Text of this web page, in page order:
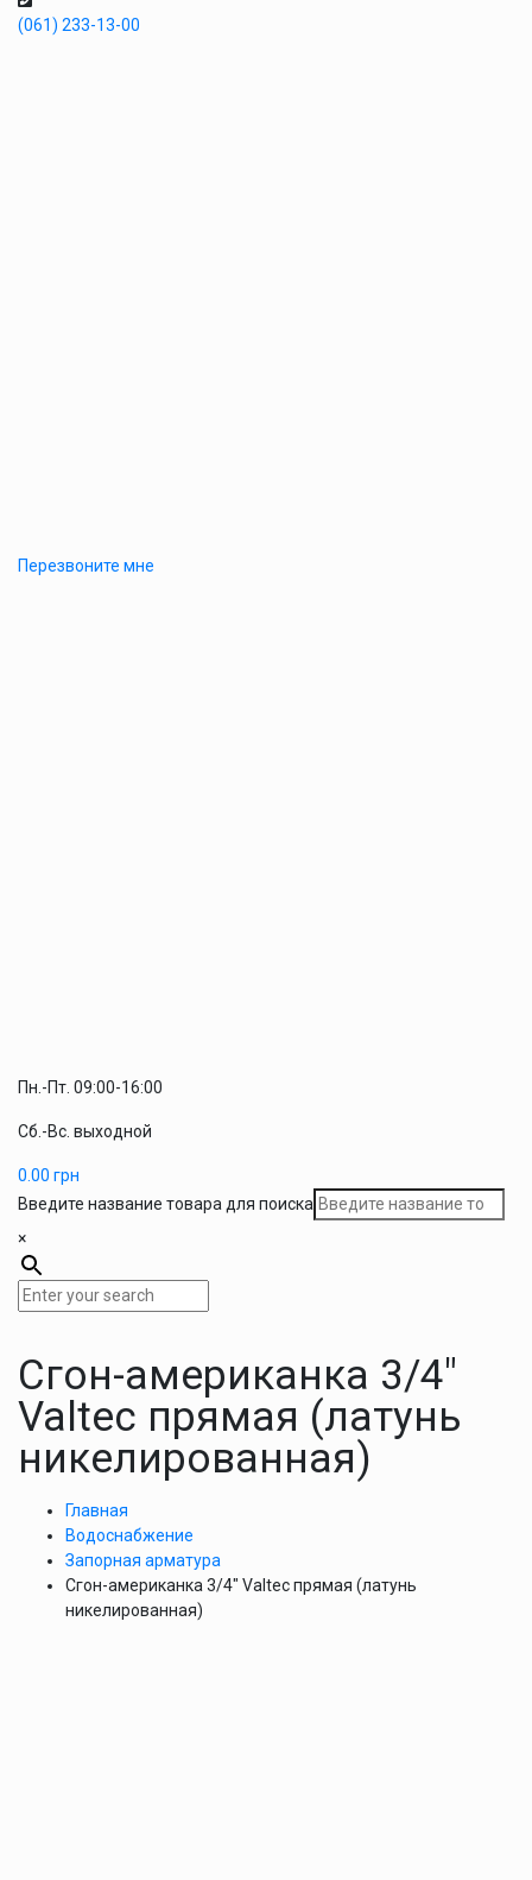
(061) 233-13-00
Перезвоните мне
Пн.-Пт. 09:00-16:00
Сб.-Вс. выходной
0.00 грн
Введите название товара для поиска
×
Сгон-американка 3/4″
Valtec прямая (латунь
никелированная)
Главная
Водоснабжение
Запорная арматура
Сгон-американка 3/4″ Valtec прямая (латунь
никелированная)